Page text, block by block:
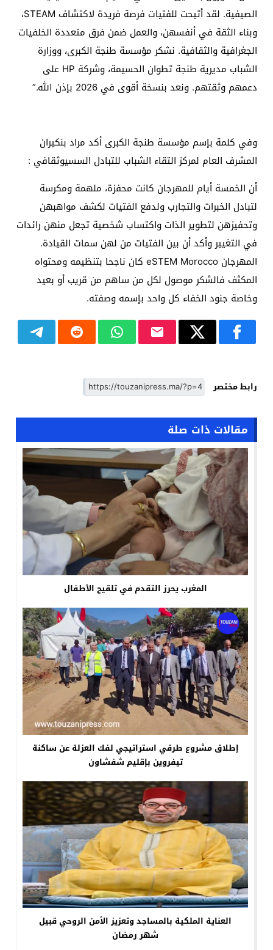
الصيفية. لقد أتيحت للفتيات فرصة فريدة لاكتشاف STEAM،
وبناء الثقة في أنفسهن، والعمل ضمن فرق متعددة الخلفيات
الجغرافية والثقافية. نشكر مؤسسة طنجة الكبرى، ووزارة
الشباب مديرية طنجة تطوان الحسيمة، وشركة HP على
دعمهم وثقتهم. ونعد بنسخة أقوى في 2026 بإذن الله.”
وفي كلمة بإسم مؤسسة طنجة الكبرى أكد مراد بنكيران
المشرف العام لمركز التقاء الشباب للتبادل السسيوثقافي :
أن الخمسة أيام للمهرجان كانت محفزة، ملهمة ومكرسة
لتبادل الخبرات والتجارب ولدفع الفتيات لكشف مواهبهن
وتحفيزهن لتطوير الذات واكتساب شخصية تجعل منهن رائدات
في التغيير وأكد أن بين الفتيات من لهن سمات القيادة.
المهرجان eSTEM Morocco كان ناجحا بتنظيمه ومحتواه
المكثف فالشكر موصول لكل من ساهم من قريب أو بعيد
وخاصة جنود الخفاء كل واحد بإسمه وصفته.
رابط مختصر
مقالات ذات صلة
المغرب يحرز التقدم في تلقيح الأطفال
إطلاق مشروع طرقي استراتيجي لفك العزلة عن ساكنة
تيفروين بإقليم شفشاون
العناية الملكية بالمساجد وتعزيز الأمن الروحي قبيل
شهر رمضان